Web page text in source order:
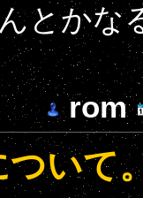
とかな
rom
ついて